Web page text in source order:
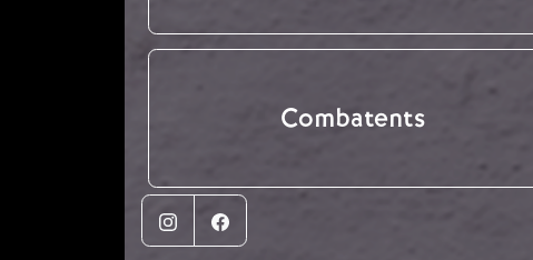
Combatents
InstagramFacebook